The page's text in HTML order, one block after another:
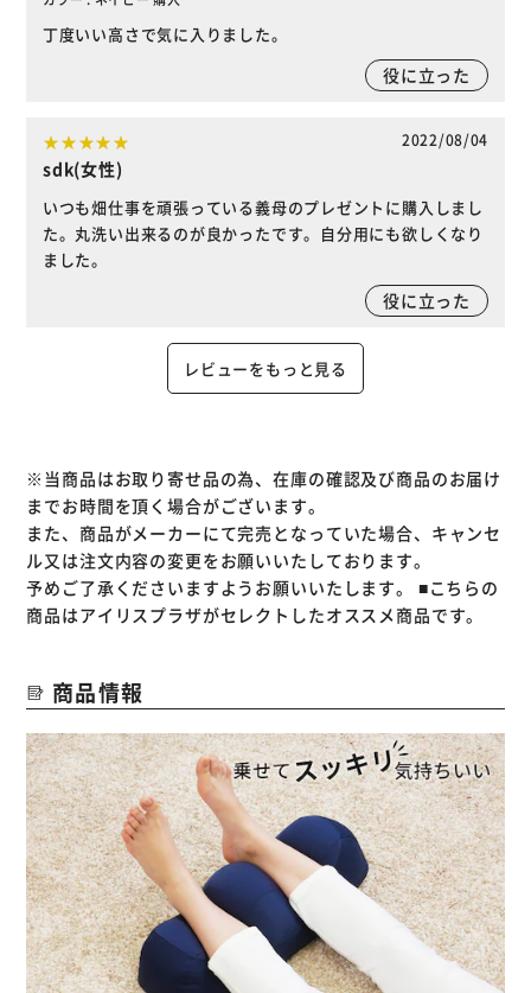
丁度いい高さで気に入りました。
役に立った
2022/08/04
sdk(女性)
いつも畑仕事を頑張っている義母のプレゼントに購入しまし
た。丸洗い出来るのが良かったです。自分用にも欲しくなり
ました。
役に立った
レビューをもっと見る
※当商品はお取り寄せ品の為、在庫の確認及び商品のお届け
までお時間を頂く場合がございます。
また、商品がメーカーにて完売となっていた場合、キャンセ
ル又は注文内容の変更をお願いいたしております。
予めご了承くださいますようお願いいたします。 ■こちらの
商品はアイリスプラザがセレクトしたオススメ商品です。
商品情報